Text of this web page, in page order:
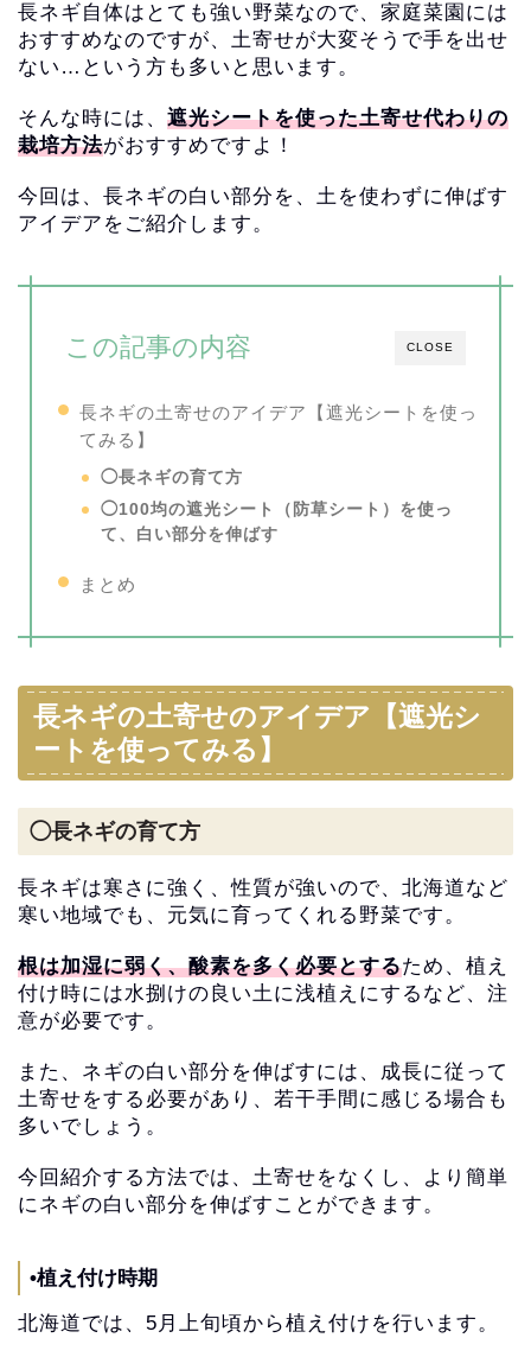
長ネギ自体はとても強い野菜なので、 家庭菜園には
おすすめなのですが、 土寄せが大変そうで手を出せ
ない…という方も多いと思います。
そんな時には、 遮光シートを使った土寄せ代わりの
栽培方法がおすすめですよ！
今回は、長ネギの白い部分を、 土を使わずに伸ばす
アイデアをご紹介します。
CLOSE
この記事の内容
長ネギの土寄せのアイデア【遮光シートを使っ
てみる】
◯長ネギの育て方
◯100均の遮光シート（防草シート）を使っ
て、 白い部分を伸ばす
まとめ
長ネギの土寄せのアイデア【遮光シ
ートを使ってみる】
◯長ネギの育て方
長ネギは寒さに強く、性質が強いので、北海道など
寒い地域でも、 元気に育ってくれる野菜です。
根は加湿に弱く、酸素を多く必要とするため、 植え
付け時には水捌けの良い土に浅植えにするなど、 注
意が必要です。
また、ネギの白い部分を伸ばすには、
成長に従って
土寄せをする必要があり、 若干手間に感じる場合も
多いでしょう。
今回紹介する方法では、土寄せをなくし、
より簡単
にネギの白い部分を伸ばすことができます。
•植え付け時期
北海道では、5月上旬頃から植え付けを行います。